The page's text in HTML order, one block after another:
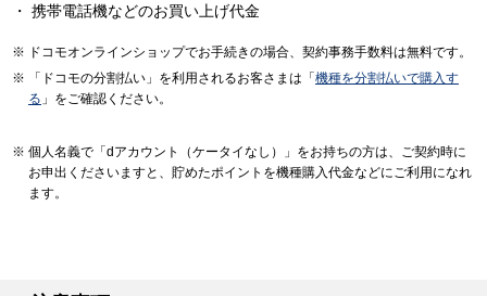
携帯電話機などのお買い上げ代金
ドコモオンラインショップでお手続きの場合、契約事務手数料は無料です。
「ドコモの分割払い」を利用されるお客さまは「機種を分割払いで購入す
る 」をご確認ください。
個人名義で「dアカウント（ケータイなし）」をお持ちの方は、ご契約時に
お申出くださいますと、貯めたポイントを機種購入代金などにご利用になれ
ます。